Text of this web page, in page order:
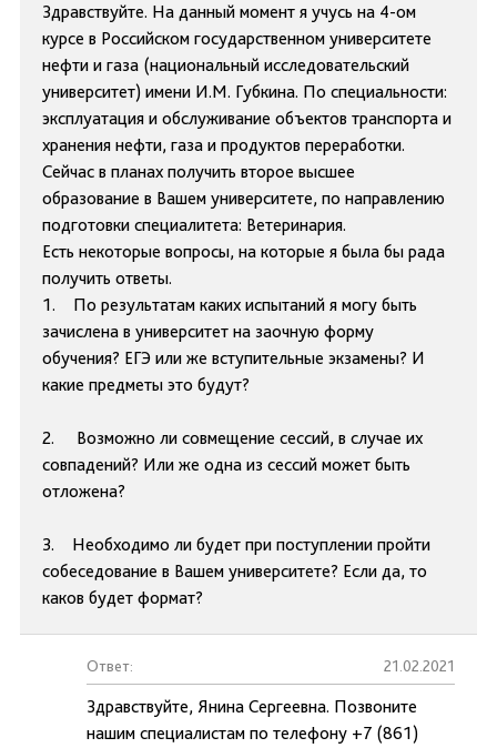
Здравствуйте. На данный момент я учусь на 4-ом
курсе в Российском государственном университете
нефти и газа (национальный исследовательский
университет) имени И.М. Губкина. По специальности:
эксплуатация и обслуживание объектов транспорта и
хранения нефти, газа и продуктов переработки.
Сейчас в планах получить второе высшее
образование в Вашем университете, по направлению
подготовки специалитета: Ветеринария.
Есть некоторые вопросы, на которые я была бы рада
получить ответы.
1. По результатам каких испытаний я могу быть
зачислена в университет на заочную форму
обучения? ЕГЭ или же вступительные экзамены? И
какие предметы это будут?
2. Возможно ли совмещение сессий, в случае их
совпадений? Или же одна из сессий может быть
отложена?
3. Необходимо ли будет при поступлении пройти
собеседование в Вашем университете? Если да, то
каков будет формат?
Ответ: 21.02.2021
Здравствуйте, Янина Сергеевна. Позвоните
нашим специалистам по телефону +7 (861)